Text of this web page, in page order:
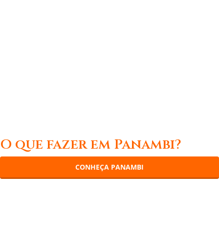
O que fazer em Panambi?
CONHEÇA PANAMBI